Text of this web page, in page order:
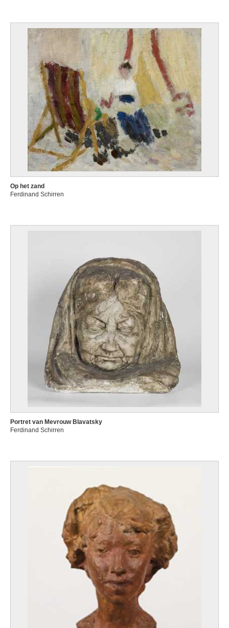
Op het zand
Ferdinand Schirren
Portret van Mevrouw Blavatsky
Ferdinand Schirren